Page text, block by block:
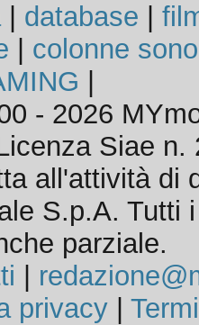
| database
colonne
- 2026
Siae n.
all'attività di
S.p.A. Tutti
parziale.
privacy|